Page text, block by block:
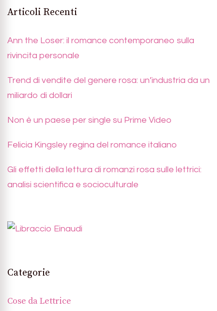
Articoli Recenti
Ann the Loser: il romance contemporaneo sulla
rivincita personale
Trend di vendite del genere rosa: un’industria da un
miliardo di dollari
Non è un paese per single su Prime Video
Felicia Kingsley regina del romance italiano
Gli effetti della lettura di romanzi rosa sulle lettrici:
analisi scientifica e socioculturale
Categorie
Cose da Lettrice